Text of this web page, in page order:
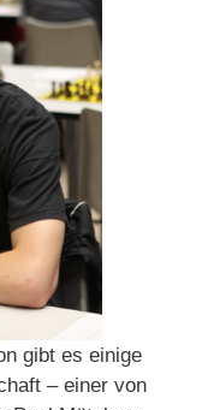
gibt es einige
– einer von